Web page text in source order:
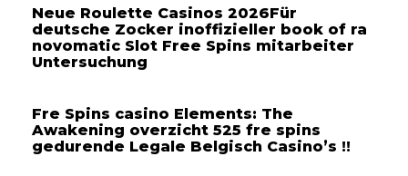
Neue Roulette Casinos 2026Für
deutsche Zocker inoffizieller book of ra
novomatic Slot Free Spins mitarbeiter
Untersuchung
Fre Spins casino Elements: The
Awakening overzicht 525 fre spins
gedurende Legale Belgisch Casino’s !!